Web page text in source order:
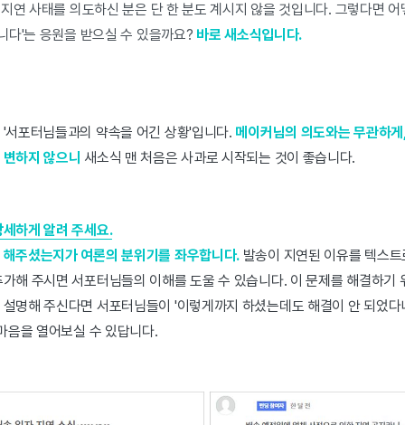
연 사태를 의도하신 분은 단 한 분도 계시지 않을 것입니다. 그렇다면
다'는 응원을 받으실 수 있을까요? 바로 새소식입니다.
포터님들과의 약속을 어긴 상황'입니다. 메이커님의 의도와는 무관하
하지 않으니 새소식 맨 처음은 사과로 시작되는 것이 좋습니다.
하게 알려 주세요.
주셨는지가 여론의 분위기를 좌우합니다. 발송이 지연된 이유를 텍스
해 주시면 서포터님들의 이해를 도울 수 있습니다. 이 문제를 해결하기
명해 주신다면 서포터님들이 '이렇게까지 하셨는데도 해결이 안 되었
음을 열어보실 수 있답니다.